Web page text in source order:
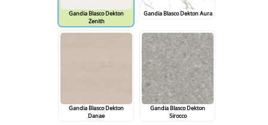
Gandia Blasco Dekton
Zenith
Gandia Blasco Dekton Aura
Gandia Blasco Dekton
Danae
Gandia Blasco Dekton
Sirocco